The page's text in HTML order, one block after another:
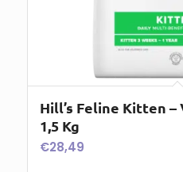
Hill’s Feline Kitten –
1,5 Kg
€28,49